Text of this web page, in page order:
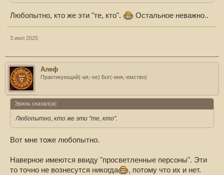
Любопытно, кто же эти "те, кто". Остальное неважно..
3 июл 2025
Алеф
Практикующий(-ая,-ее) Бог(-иня,-емство)
Эриль сказал(а): ↑
Любопытно, кто же эти "те, кто".
Вот мне тоже любопытно.
Наверное имеются ввиду "просветленные персоны". Эти
то точно не вознесутся никогда
, потому что их и нет.